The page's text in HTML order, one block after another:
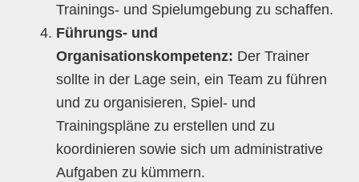
Trainings- und Spielumgebung zu schaffen.
Führungs- und
Organisationskompetenz: Der Trainer
sollte in der Lage sein, ein Team zu führen
und zu organisieren, Spiel- und
Trainingspläne zu erstellen und zu
koordinieren sowie sich um administrative
Aufgaben zu kümmern.